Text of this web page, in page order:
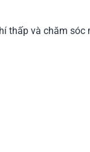
thấp và chăm sóc